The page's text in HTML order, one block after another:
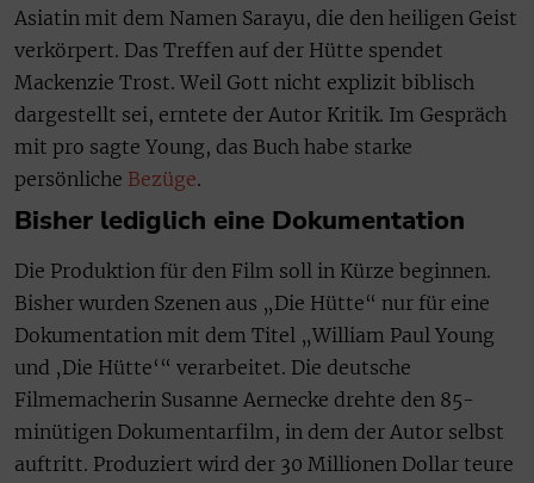
Asiatin mit dem Namen Sarayu, die den heiligen Geist
verkörpert. Das Treffen auf der Hütte spendet
Mackenzie Trost. Weil Gott nicht explizit biblisch
dargestellt sei, erntete der Autor Kritik. Im Gespräch
mit pro sagte Young, das Buch habe starke
persönliche Bezüge.
Bisher lediglich eine Dokumentation
Die Produktion für den Film soll in Kürze beginnen.
Bisher wurden Szenen aus „Die Hütte“ nur für eine
Dokumentation mit dem Titel „William Paul Young
und ‚Die Hütte‘“ verarbeitet. Die deutsche
Filmemacherin Susanne Aernecke drehte den 85-
minütigen Dokumentarfilm, in dem der Autor selbst
auftritt. Produziert wird der 30 Millionen Dollar teure